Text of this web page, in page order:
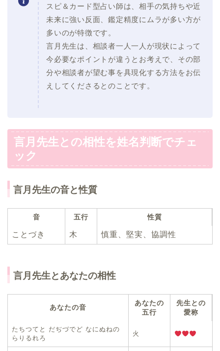
スピ＆カード型占い師は、相手の気持ちや近
未来に強い反面、鑑定精度にムラが多い方が
多いのが特徴です。
言月先生は、相談者一人一人が現状によって
今必要なポイントが違うとお考えで、その部
分や相談者が望む事を具現化する方法をお伝
えしてくださるとのことです。
言月先生との相性を姓名判断でチェ
ック
言月先生の音と性質
音 五行 性質
ことづき 木 慎重、堅実、協調性
言月先生とあなたの相性
あなたの音
あなたの
五行
先生との
愛称
たちつてと だぢづでど なにぬねの
らりるれろ
火